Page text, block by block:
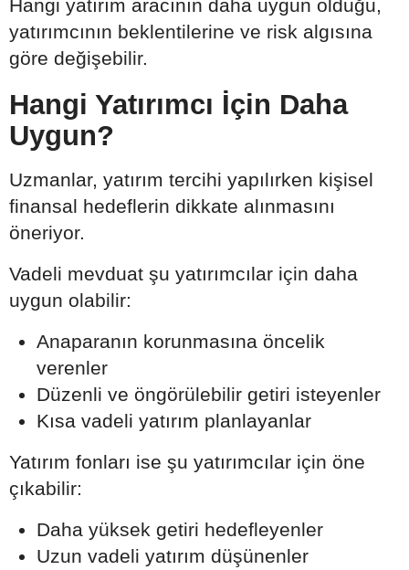
Hangi yatırım aracının daha uygun olduğu,
yatırımcının beklentilerine ve risk algısına
göre değişebilir.
Hangi Yatırımcı İçin Daha
Uygun?
Uzmanlar, yatırım tercihi yapılırken kişisel
finansal hedeflerin dikkate alınmasını
öneriyor.
Vadeli mevduat şu yatırımcılar için daha
uygun olabilir:
Anaparanın korunmasına öncelik
verenler
Düzenli ve öngörülebilir getiri isteyenler
Kısa vadeli yatırım planlayanlar
Yatırım fonları ise şu yatırımcılar için öne
çıkabilir:
Daha yüksek getiri hedefleyenler
Uzun vadeli yatırım düşünenler